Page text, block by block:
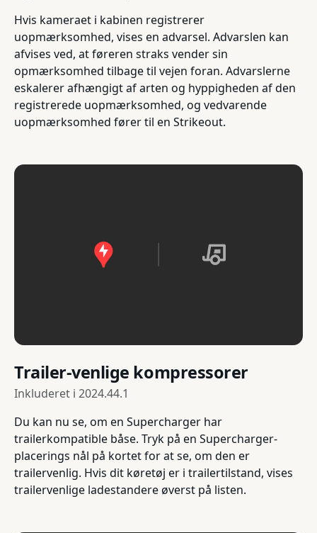
Hvis kameraet i kabinen registrerer
uopmærksomhed, vises en advarsel. Advarslen kan
afvises ved, at føreren straks vender sin
opmærksomhed tilbage til vejen foran. Advarslerne
eskalerer afhængigt af arten og hyppigheden af den
registrerede uopmærksomhed, og vedvarende
uopmærksomhed fører til en Strikeout.
Trailer-venlige kompressorer
Inkluderet i 2024.44.1
Du kan nu se, om en Supercharger har
trailerkompatible båse. Tryk på en Supercharger-
placerings nål på kortet for at se, om den er
trailervenlig. Hvis dit køretøj er i trailertilstand, vises
trailervenlige ladestandere øverst på listen.